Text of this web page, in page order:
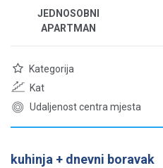
JEDNOSOBNI
APARTMAN
Kategorija
Kat
Udaljenost centra mjesta
kuhinja + dnevni boravak